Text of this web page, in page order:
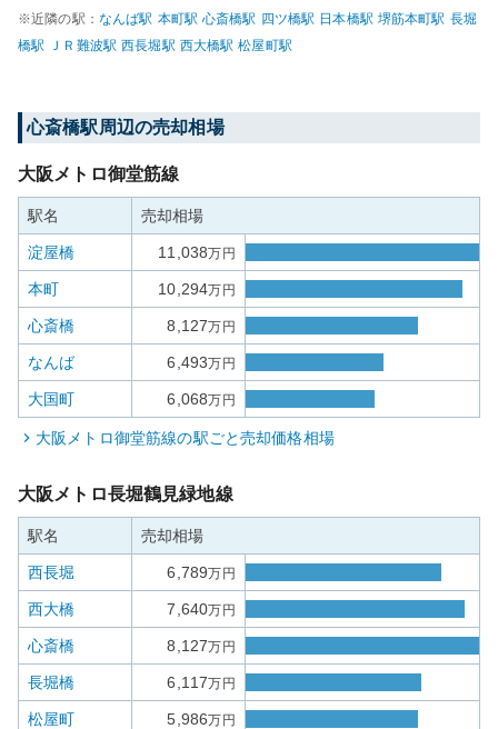
※近隣の駅： なんば駅 本町駅 心斎橋駅 四ツ橋駅 日本橋駅 堺筋本町駅 長堀
橋駅 ＪＲ難波駅 西長堀駅 西大橋駅 松屋町駅
心斎橋駅周辺の売却相場
大阪メトロ御堂筋線
駅名 売却相場
淀屋橋 11,038万円
本町 10,294万円
心斎橋 8,127万円
なんば 6,493万円
大国町 6,068万円
大阪メトロ御堂筋線の駅ごと売却価格相場
大阪メトロ長堀鶴見緑地線
駅名 売却相場
西長堀 6,789万円
西大橋 7,640万円
心斎橋 8,127万円
長堀橋 6,117万円
松屋町 5,986万円